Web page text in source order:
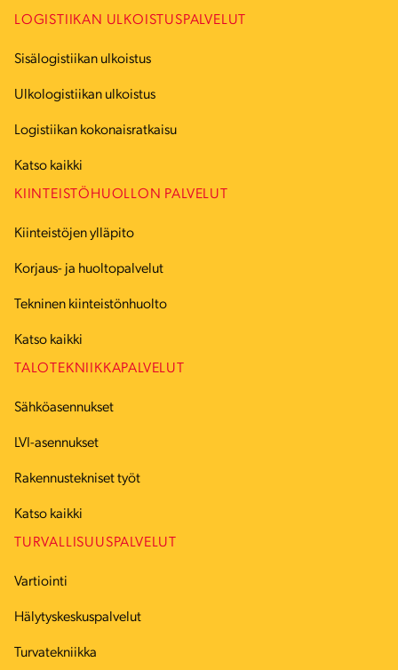
LOGISTIIKAN ULKOISTUSPALVELUT
Sisälogistiikan ulkoistus
Ulkologistiikan ulkoistus
Logistiikan kokonaisratkaisu
Katso kaikki
KIINTEISTÖHUOLLON PALVELUT
Kiinteistöjen ylläpito
Korjaus- ja huoltopalvelut
Tekninen kiinteistönhuolto
Katso kaikki
TALOTEKNIIKKAPALVELUT
Sähköasennukset
LVI-asennukset
Rakennustekniset työt
Katso kaikki
TURVALLISUUSPALVELUT
Vartiointi
Hälytyskeskuspalvelut
Turvatekniikka